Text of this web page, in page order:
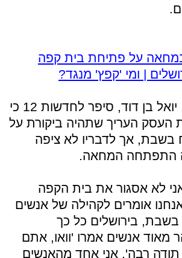
על פתיחת בית קפה
| ומי 'קפץ' מנגד?
בעל בית הקפה, יואל בן דוד, סיפר לחדשות 12 כי
העסק העריך שתהיה ביקורת על
אך לדבריו לא ציפה
התפתחה המחאה.
לא אסגור את בית הקפה
אומרים לקהילה של אנשים
בשבת, בירושלים כל כך
אנשים אמרו 'וואו, אתם
רבה'. אני אחד מהאנשים